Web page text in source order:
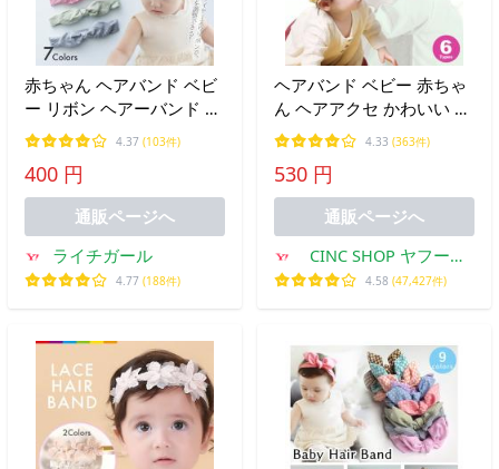
赤ちゃん ヘアバンド ベビ
ー リボン ヘアーバンド カ
チューシャ シンプル 女の
子 男の子 髪飾り ポイント
プレゼント ギフト 出産祝
い 送料無料
4.37 (103件)
400 円
通販ページへ
ライチガール
4.77 (188件)
ヘアバンド ベビー 赤ちゃ
ん ヘアアクセ かわいい リ
ボン ドット うさ耳 カチュ
ーシャ レビューを書いて
追跡なしメール便送料無料
可
4.33 (363件)
530 円
通販ページへ
CINC SHOP ヤフーシ
ョッピング店
4.58 (47,427件)